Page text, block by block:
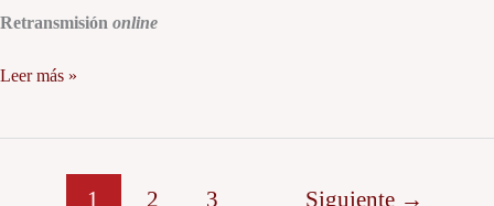
Retransmisión online
Leer más »
1 2 3 Siguiente →